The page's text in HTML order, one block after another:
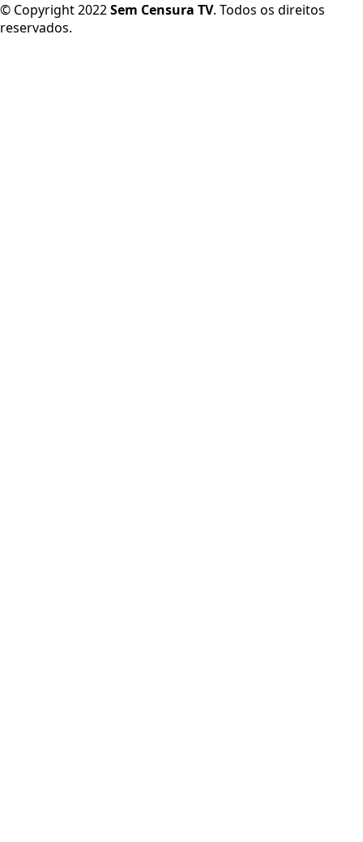
© Copyright 2022Sem Censura TV. Todos os direitos
reservados.